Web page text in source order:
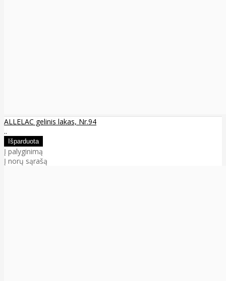
ALLELAC gelinis lakas, Nr.94
..
Į palyginimą
Į norų sąrašą